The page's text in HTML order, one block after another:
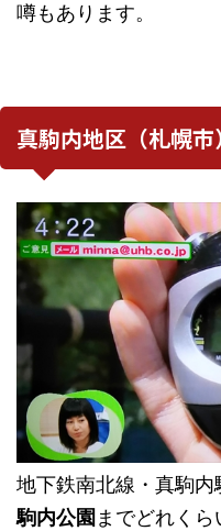
噂もあります。
真駒内地区（札幌市）
地下鉄南北線・真駒
駒内公園 までどれく